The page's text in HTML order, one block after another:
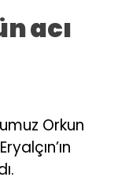
acı
Orkun